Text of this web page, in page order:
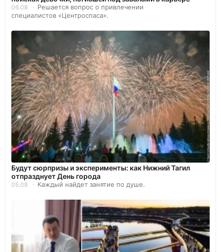
06.08
Решается вопрос о привлечении
специалистов «Центроспаса».
Будут сюрпризы и эксперименты: как Нижний Тагил
отпразднует День города
05.08 Каждый найдет занятие по душе.